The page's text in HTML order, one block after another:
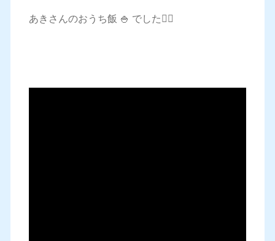
あきさんのおうち飯 🍚 でした🙋‍♂️